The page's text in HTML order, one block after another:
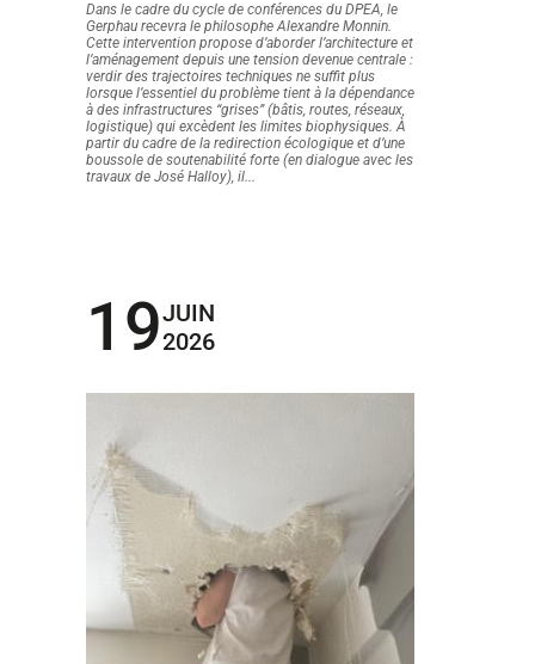
Dans le cadre du cycle de conférences du DPEA, le
Gerphau recevra le philosophe Alexandre Monnin.
Cette intervention propose d’aborder l’architecture et
l’aménagement depuis une tension devenue centrale :
verdir des trajectoires techniques ne suffit plus
lorsque l’essentiel du problème tient à la dépendance
à des infrastructures “grises” (bâtis, routes, réseaux,
logistique) qui excèdent les limites biophysiques. À
partir du cadre de la redirection écologique et d’une
boussole de soutenabilité forte (en dialogue avec les
travaux de José Halloy), il...
19JUIN
2026